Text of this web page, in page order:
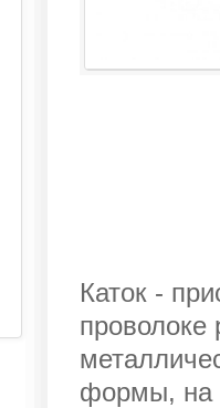
Каток -
проволоке
формы, на